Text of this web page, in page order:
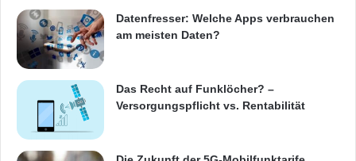
Datenfresser: Welche Apps verbrauchen
am meisten Daten?
Das Recht auf Funklöcher? –
Versorgungspflicht vs. Rentabilität